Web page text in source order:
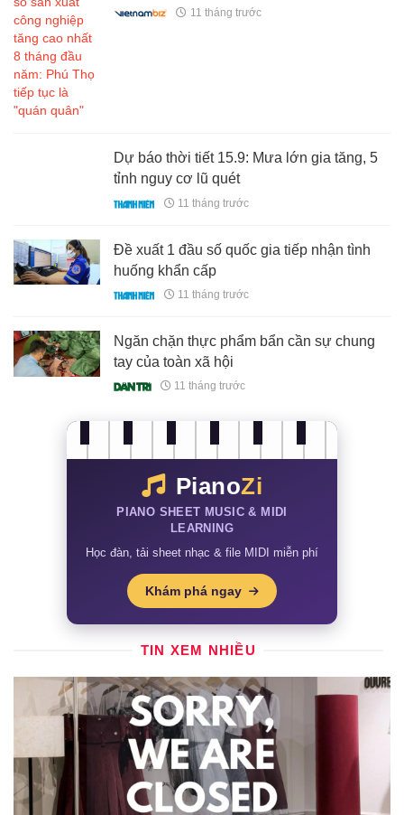
Phú Thọ tiếp tục là "quán quân"
11 tháng trước
Dự báo thời tiết 15.9: Mưa lớn gia tăng, 5
tỉnh nguy cơ lũ quét
11 tháng trước
Đề xuất 1 đầu số quốc gia tiếp nhận tình
huống khẩn cấp
11 tháng trước
Ngăn chặn thực phẩm bẩn cần sự chung
tay của toàn xã hội
11 tháng trước
PianoZi
PIANO SHEET MUSIC & MIDI
LEARNING
Học đàn, tải sheet nhạc & file MIDI miễn phí
Khám phá ngay
TIN XEM NHIỀU